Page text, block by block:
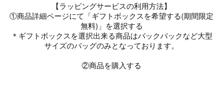
【ラッピングサービスの利用方法】
①商品詳細ページにて「ギフトボックスを希望する(期間限定
無料)」を選択する
＊ギフトボックスを選択出来る商品はバックパックなど大型
サイズのバッグのみとなっております。
②商品を購入する